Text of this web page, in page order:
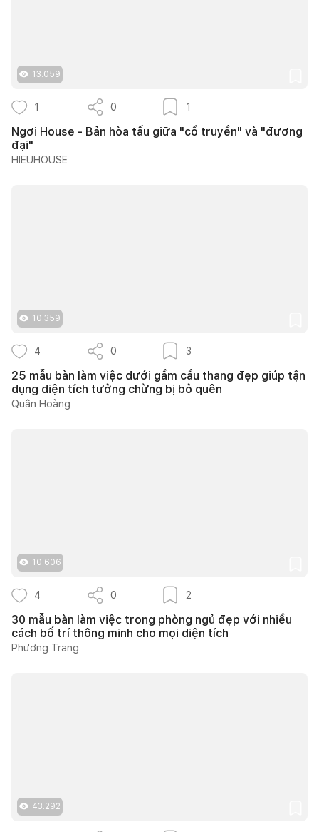
13.059
1 0 1
Ngơi House - Bản hòa tấu giữa "cổ truyền" và "đương
đại"
HIEUHOUSE
10.359
4 0 3
25 mẫu bàn làm việc dưới gầm cầu thang đẹp giúp tận
dụng diện tích tưởng chừng bị bỏ quên
Quân Hoàng
10.606
4 0 2
30 mẫu bàn làm việc trong phòng ngủ đẹp với nhiều
cách bố trí thông minh cho mọi diện tích
Phương Trang
43.292